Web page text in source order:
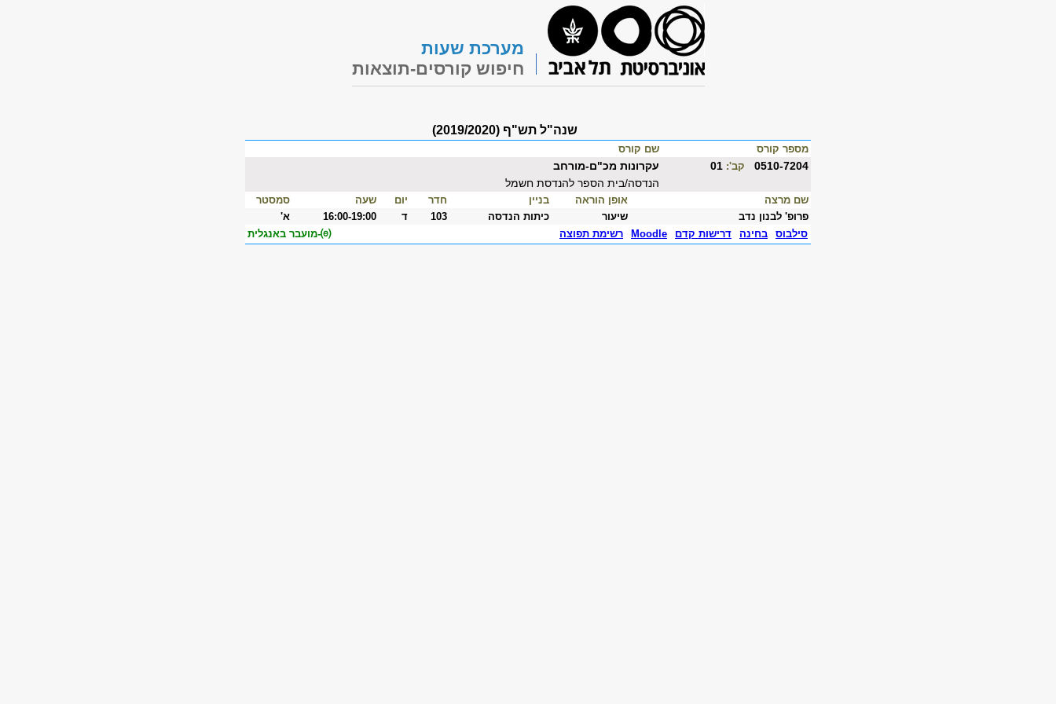
מערכת שעות
חיפוש קורסים-תוצאות
שנה"ל תש"ף (2019/2020)
מספר קורס שם קורס
0510-7204 קב':
עקרונות מכ"ם-מורחב
הנדסה/בית הספר להנדסת חשמל
שם מרצה אופן הוראה בניין חדר יום שעה
סמסטר
פרופ' לבנון נדב
שיעור כיתות הנדסה 103 ד 16:00-19:00
א'
סילבוס
בחינה דרישות קדם Moodle רשימת תפוצה ⒠-מועבר באנגלית